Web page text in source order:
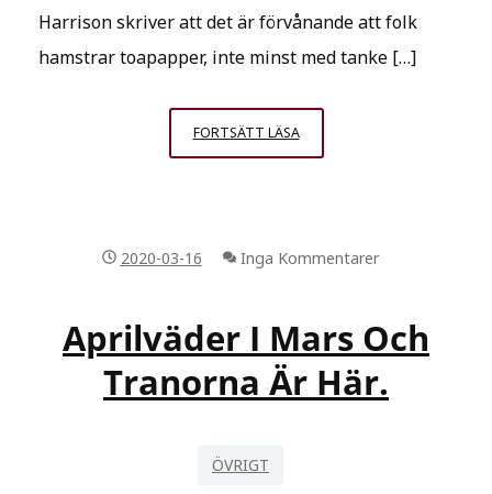
Harrison skriver att det är förvånande att folk
hamstrar toapapper, inte minst med tanke […]
FORTSÄTT LÄSASÅ
GÖR
SKITER
RIKTIGT.
2020-03-16 Inga Kommentarer
Aprilväder I Mars Och
Tranorna Är Här.
ÖVRIGT